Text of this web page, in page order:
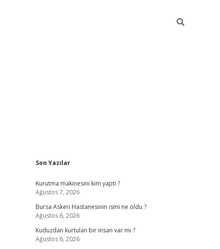
Sidebar
Son Yazılar
Kurutma makinesini kim yaptı ?
Ağustos 7, 2026
Bursa Askeri Hastanesinin ismi ne oldu ?
Ağustos 6, 2026
Kuduzdan kurtulan bir insan var mı ?
Ağustos 6, 2026